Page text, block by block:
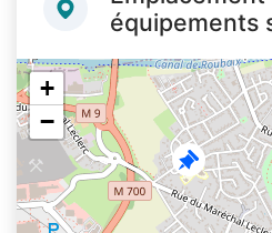
équipements
+
−